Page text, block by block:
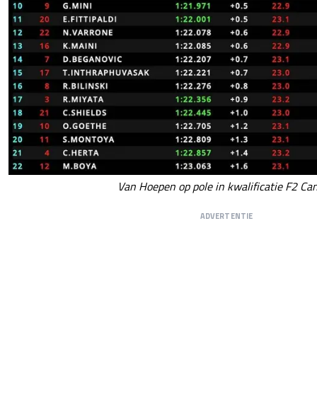
Van Hoepen op pole in kwalificatie F2
ADVERTENTIE